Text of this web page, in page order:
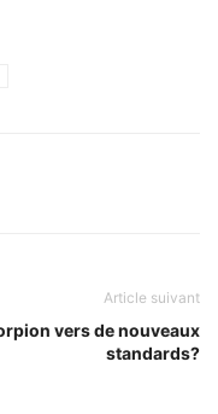
Article suivant
vers de nouveaux
standards?